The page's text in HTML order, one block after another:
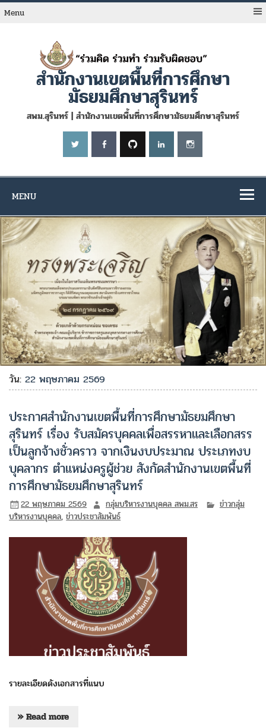
Skip
toMenu
สำนักงานเขตพื้นที่การศึกษา
มัธยมศึกษาสุรินทร์
สพม.สุรินทร์ | สำนักงานเขตพื้นที่การศึกษามัธยมศึกษาสุรินทร์
MENU
วัน:22 พฤษภาคม 2569
ประกาศสำนักงานเขตพื้นที่การศึกษามัธยมศึกษา
สุรินทร์ เรื่อง รับสมัครบุคคลเพื่อสรรหาและเลือกสรร
เป็นลูกจ้างชั่วคราว จากเงินงบประมาณ ประเภทงบ
บุคลากร ตำแหน่งครูผู้ช่วย สังกัดสำนักงานเขตพื้นที่
การศึกษามัธยมศึกษาสุรินทร์
22 พฤษภาคม 2569 กลุ่มบริหารงานบุคคล สพม.สร
ข่าวกลุ่ม
บริหารงานบุคคล,ข่าวประชาสัมพันธ์
รายละเอียดดังเอกสารที่แนบ
» Read more